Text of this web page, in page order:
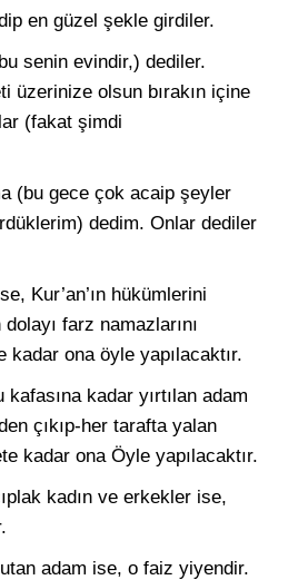
en gü­zel şekle girdiler.
senin evindir,) dediler.
üzerinize olsun bırakın içine
(fakat şimdi
(bu gece çok acaip şeyler
dedim. Onlar dediler
Kur’an’ın hükümlerini
farz namazlarını
kadar ona öyle yapılacaktır.
kadar yırtılan adam
çıkıp-her tarafta yalan
kadar ona Öyle yapılacaktır.
kadın ve erkekler ise,
adam ise, o faiz yiyendir.